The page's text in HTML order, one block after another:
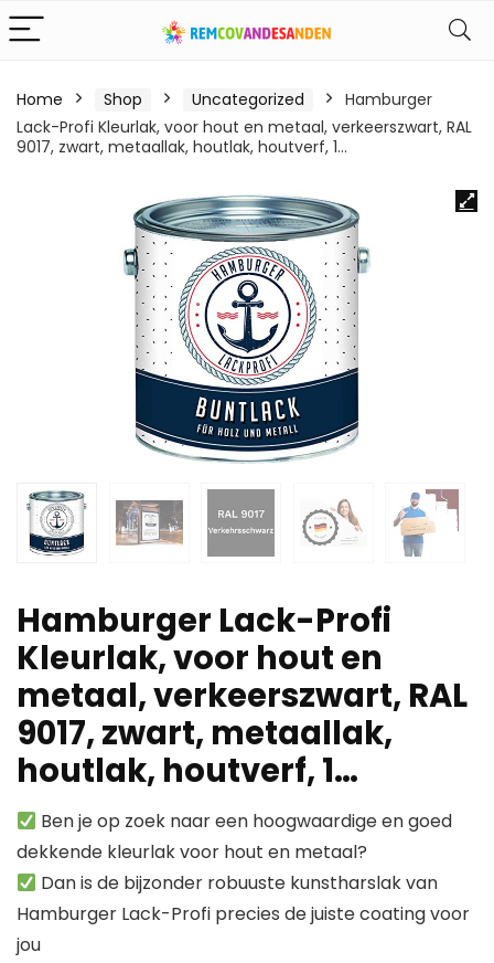
Home Shop Uncategorized
Hamburger
Lack-Profi Kleurlak, voor hout en metaal, verkeerszwart, RAL
9017, zwart, metaallak, houtlak, houtverf, 1…
Hamburger Lack-Profi
Kleurlak, voor hout en
metaal, verkeerszwart, RAL
9017, zwart, metaallak,
houtlak, houtverf, 1…
Ben je op zoek naar een hoogwaardige en goed
dekkende kleurlak voor hout en metaal?
Dan is de bijzonder robuuste kunstharslak van
Hamburger Lack-Profi precies de juiste coating voor
jou